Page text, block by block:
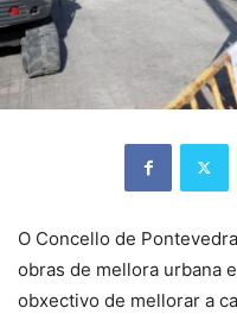
O Concello de
obras de mellora urbana
obxectivo de mellorar a